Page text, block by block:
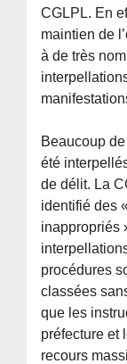
CGLPL. En
maintien de
à de très
Beaucoup
été
de délit. La
identifié des
inappropriés
procédures
classées
que les
préfecture et
recours